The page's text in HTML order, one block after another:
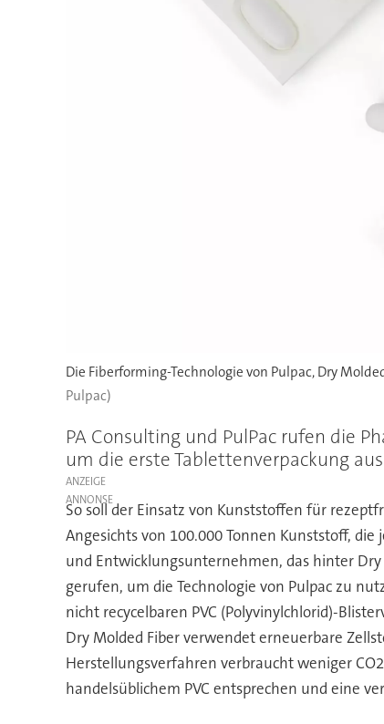
Die Fiberforming-Technologie von Pulpac, Dry
Pulpac)
PA Consulting und PulPac rufen die
um die erste Tablettenverpackung
ANZEIGE
So soll der Einsatz von Kunststoffen für
Angesichts von 100.000 Tonnen Kunststoff,
und Entwicklungsunternehmen, das hinter Dry
gerufen, um die Technologie von Pulpac zu
nicht recycelbaren PVC (Polyvinylchlorid)-
Dry Molded Fiber verwendet erneuerbare
Herstellungsverfahren verbraucht weniger
handelsüblichem PVC entsprechen und eine